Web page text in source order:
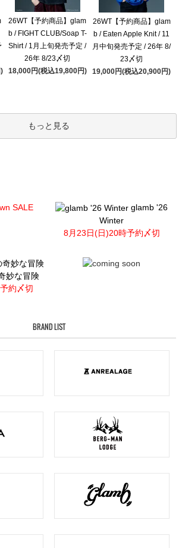
26WT【予約商品】glam
b / FIGHT CLUB/Soap T-
Shirt / 1月上旬発売予定 /
26年 8/23〆切
18,000円(税込19,800円)
26WT【予約商品】glam
b / Eaten Apple Knit / 11
月中旬発売予定 / 26年 8/
23〆切
19,000円(税込20,900円)
もっと見る
SALE
glamb '26
Winter
8月23日(日)20時予約〆切
妙な冒険
約〆切
BRAND LIST